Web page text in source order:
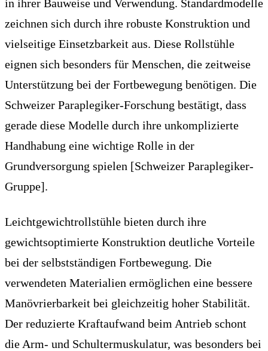
in ihrer Bauweise und Verwendung. Standardmodelle
zeichnen sich durch ihre robuste Konstruktion und
vielseitige Einsetzbarkeit aus. Diese Rollstühle
eignen sich besonders für Menschen, die zeitweise
Unterstützung bei der Fortbewegung benötigen. Die
Schweizer Paraplegiker-Forschung bestätigt, dass
gerade diese Modelle durch ihre unkomplizierte
Handhabung eine wichtige Rolle in der
Grundversorgung spielen [Schweizer Paraplegiker-
Gruppe].
Leichtgewichtrollstühle bieten durch ihre
gewichtsoptimierte Konstruktion deutliche Vorteile
bei der selbstständigen Fortbewegung. Die
verwendeten Materialien ermöglichen eine bessere
Manövrierbarkeit bei gleichzeitig hoher Stabilität.
Der reduzierte Kraftaufwand beim Antrieb schont
die Arm- und Schultermuskulatur, was besonders bei